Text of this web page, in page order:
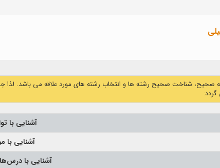
صحیح، شناخت صحیح رشته ها و انتخاب رشته های مورد علاقه می باشد. لذا
آشنایی با
آشنایی با
آشنایی با